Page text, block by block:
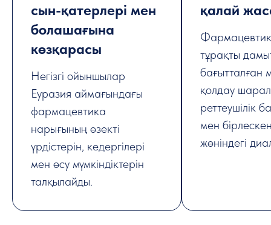
сын-қатерлері мен
болашағына
көзқарасы
Негізгі ойыншылар
Еуразия аймағындағы
фармацевтика
нарығының өзекті
үрдістерін, кедергілері
мен өсу мүмкіндіктерін
талқылайды.
қалай
тұрақты
бағытталған
қолдау
реттеушілік
мен
жөніндегі